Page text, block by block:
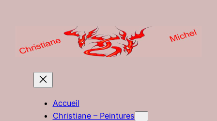
Accueil
Christiane – Peintures